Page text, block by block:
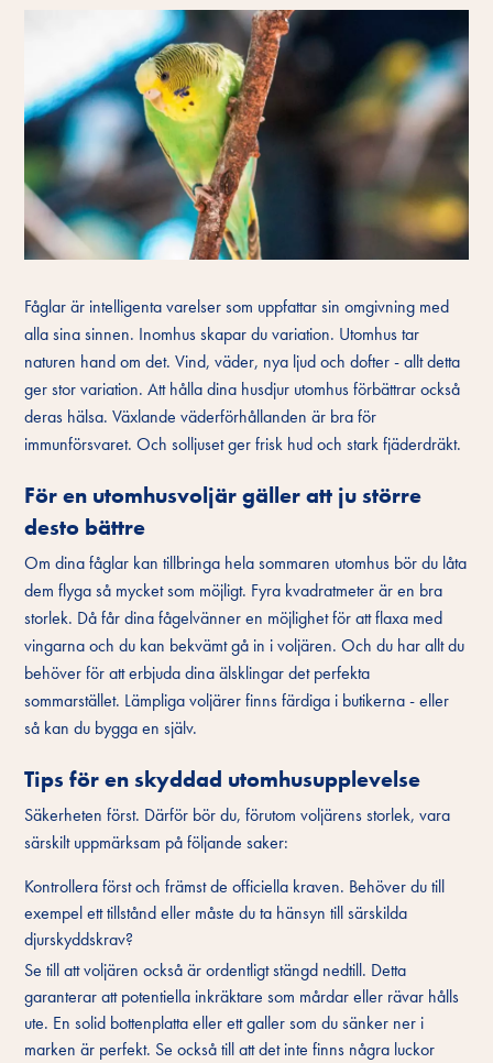
Fåglar är intelligenta varelser som uppfattar sin omgivning med
alla sina sinnen. Inomhus skapar du variation. Utomhus tar
naturen hand om det. Vind, väder, nya ljud och dofter - allt detta
ger stor variation. Att hålla dina husdjur utomhus förbättrar också
deras hälsa. Växlande väderförhållanden är bra för
immunförsvaret. Och solljuset ger frisk hud och stark fjäderdräkt.
För en utomhusvoljär gäller att ju större
desto bättre
Om dina fåglar kan tillbringa hela sommaren utomhus bör du låta
dem flyga så mycket som möjligt. Fyra kvadratmeter är en bra
storlek. Då får dina fågelvänner en möjlighet för att flaxa med
vingarna och du kan bekvämt gå in i voljären. Och du har allt du
behöver för att erbjuda dina älsklingar det perfekta
sommarstället. Lämpliga voljärer finns färdiga i butikerna - eller
så kan du bygga en själv.
Tips för en skyddad utomhusupplevelse
Säkerheten först. Därför bör du, förutom voljärens storlek, vara
särskilt uppmärksam på följande saker:
Kontrollera först och främst de officiella kraven. Behöver du till
exempel ett tillstånd eller måste du ta hänsyn till särskilda
djurskyddskrav?
Se till att voljären också är ordentligt stängd nedtill. Detta
garanterar att potentiella inkräktare som mårdar eller rävar hålls
ute. En solid bottenplatta eller ett galler som du sänker ner i
marken är perfekt. Se också till att det inte finns några luckor